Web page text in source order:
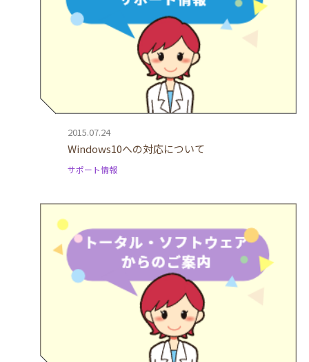
2015.07.24
Windows10への対応について
サポート情報